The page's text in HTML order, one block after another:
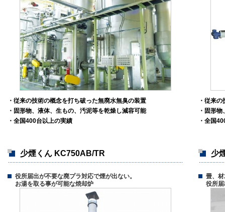
・従来の技術の概念を打ち破った無廃水無臭の装置
・固形物、液体、生もの、汚泥等を乾燥し減容可能
・全国400台以上の実績
・従来
・固形
・全国
少煙くん KC750AB/TR
役所届出が不要な廃プラ対応で煙が出ない。
お湯を取る事が可能な焼却炉
少
畳、
役所